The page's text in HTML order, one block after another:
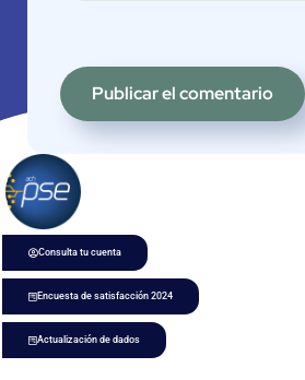
Consulta tu cuenta
Encuesta de satisfacción 2024
Actualización de dados